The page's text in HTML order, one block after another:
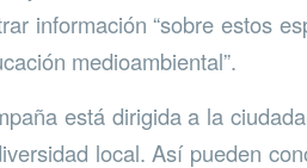
información “sobre estos
medioambiental”.
está dirigida a la
local. Así pueden